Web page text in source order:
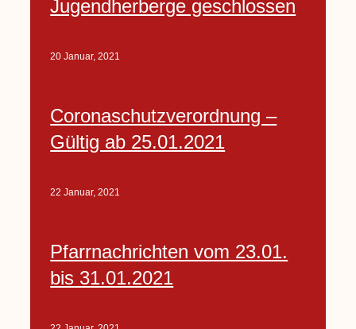
Jugendherberge geschlossen
20 Januar, 2021
Coronaschutzverordnung –
Gültig ab 25.01.2021
22 Januar, 2021
Pfarrnachrichten vom 23.01.
bis 31.01.2021